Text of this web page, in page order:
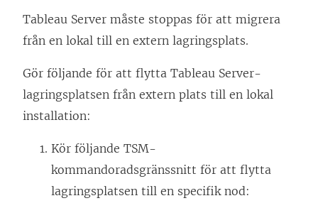
s
i
e
Tableau Server måste stoppas för att migrera
från en lokal till en extern lagringsplats.
Gör följande för att flytta Tableau Server-
lagringsplatsen från extern plats till en lokal
installation:
Kör följande TSM-
kommandoradsgränssnitt för att flytta
lagringsplatsen till en specifik nod: